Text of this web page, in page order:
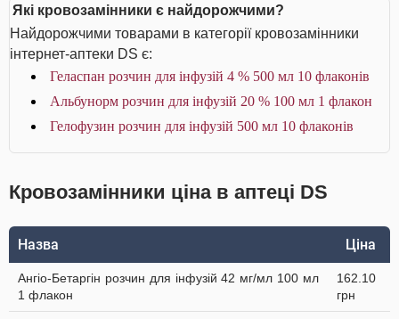
Які кровозамінники є найдорожчими?
Найдорожчими товарами в категорії кровозамінники
інтернет-аптеки DS є:
Геласпан розчин для інфузій 4 % 500 мл 10 флаконів
Альбунорм розчин для інфузій 20 % 100 мл 1 флакон
Гелофузин розчин для інфузій 500 мл 10 флаконів
Кровозамінники ціна в аптеці DS
Назва Ціна
Ангіо-Бетаргін розчин для інфузій 42 мг/мл 100 мл
1 флакон
162.10
грн